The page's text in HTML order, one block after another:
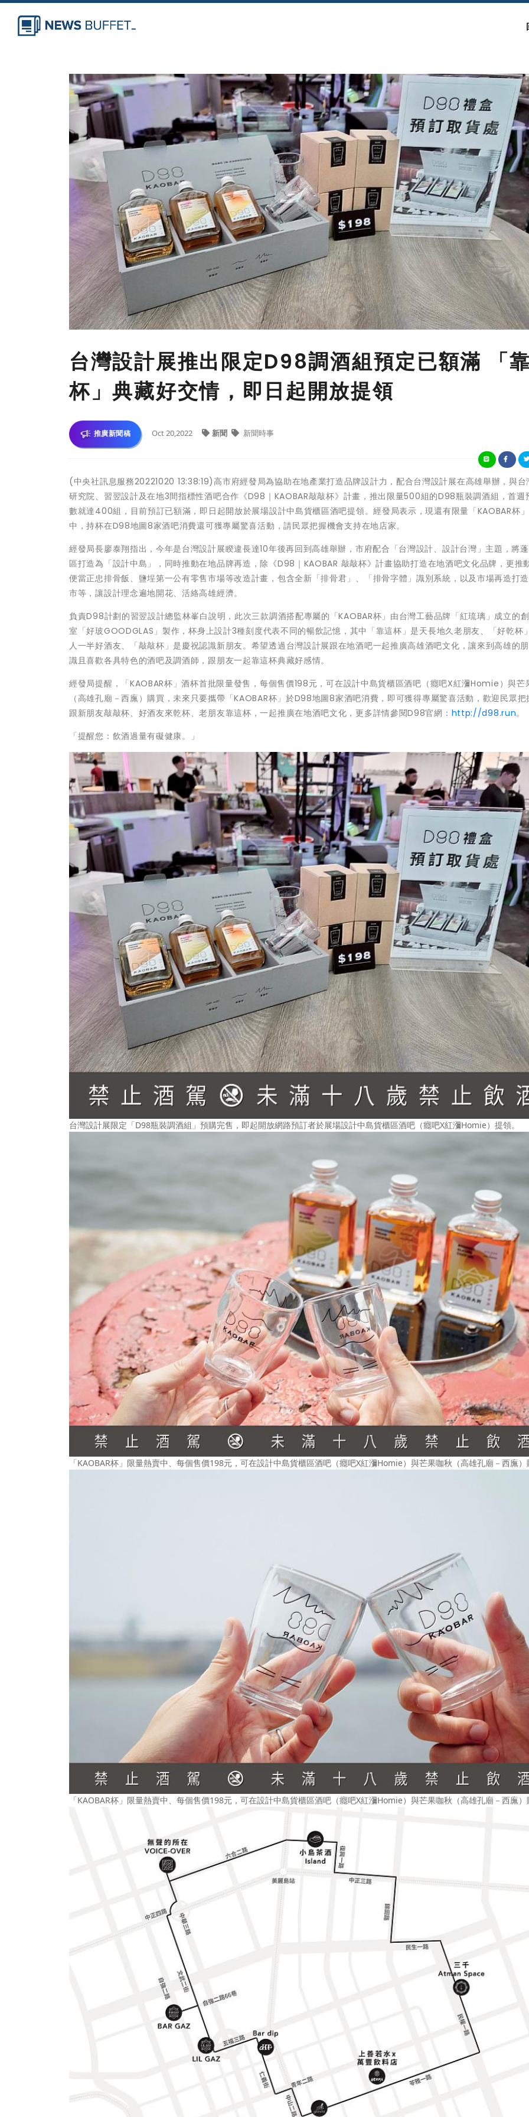
台灣設計展推出限定D98調酒組預定已額滿 「
杯」典藏好交情，即日起開放提領
推廣新聞稿 Oct 20,2022 新聞 新聞時事
(中央社訊息服務20221020 13:38:19)高市府經發局為協助在地產業打造品牌設計力，配合台灣設計展在高雄舉辦，與台
研究院、習翌設計及在地3間指標性酒吧合作《D98｜KAOBAR敲敲杯》計畫，推出限量500組的D98瓶裝調酒組，首週
數就達400組，目前預訂已額滿，即日起開放於展場設計中島貨櫃區酒吧提領。經發局表示，現還有限量「KAOBAR杯
中，持杯在D98地圖8家酒吧消費還可獲專屬驚喜活動，請民眾把握機會支持在地店家。
經發局長廖泰翔指出，今年是台灣設計展睽違長達10年後再回到高雄舉辦，市府配合「台灣設計、設計台灣」主題，將
區打造為「設計中島」，同時推動在地品牌再造，除《D98｜KAOBAR 敲敲杯》計畫協助打造在地酒吧文化品牌，更推
便當正忠排骨飯、鹽埕第一公有零售市場等改造計畫，包含全新「排骨君」、「排骨字體」識別系統，以及市場再造打
市等，讓設計理念遍地開花、活絡高雄經濟。
負責D98計劃的習翌設計總監林峯白說明，此次三款調酒搭配專屬的「KAOBAR杯」由台灣工藝品牌「紅琉璃」成立的
室「好玻GOODGLAS」製作，杯身上設計3種刻度代表不同的暢飲記憶，其中「靠這杯」是天長地久老朋友、「好乾杯
人一半好酒友、「敲敲杯」是慶祝認識新朋友。希望透過台灣設計展跟在地酒吧一起推廣高雄酒吧文化，讓來到高雄的
識且喜歡各具特色的酒吧及調酒師，跟朋友一起靠這杯典藏好感情。
經發局提醒，「KAOBAR杯」酒杯首批限量發售，每個售價198元，可在設計中島貨櫃區酒吧（癮吧X紅瀰Homie）與芒
（高雄孔廟－西廡）購買，未來只要攜帶「KAOBAR杯」於D98地圖8家酒吧消費，即可獲得專屬驚喜活動，歡迎民眾把
跟新朋友敲敲杯、好酒友來乾杯、老朋友靠這杯，一起推廣在地酒吧文化，更多詳情參閱D98官網： http://d98.run。
「提醒您：飲酒過量有礙健康。」
台灣設計展限定「D98瓶裝調酒組」預購完售，即起開放網路預訂者於展場設計中島貨櫃區酒吧（癮吧X紅瀰Homie）提領。
「KAOBAR杯」限量熱賣中、每個售價198元，可在設計中島貨櫃區酒吧（癮吧X紅瀰Homie）與芒果咖秋（高雄孔廟－西廡
「KAOBAR杯」限量熱賣中、每個售價198元，可在設計中島貨櫃區酒吧（癮吧X紅瀰Homie）與芒果咖秋（高雄孔廟－西廡